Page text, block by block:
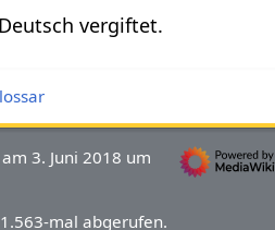
vergiftet.
3. Juni 2018 um
mal abgerufen.